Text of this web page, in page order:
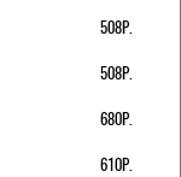
508Р.
508Р.
680Р.
610Р.